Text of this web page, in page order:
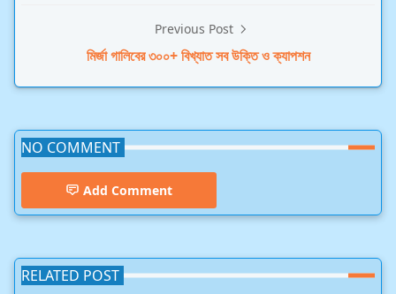
Previous Post
মির্জা গালিবের ৩০০+ বিখ্যাত সব উক্তি ও ক্যাপশন
NO COMMENT
Add Comment
RELATED POST